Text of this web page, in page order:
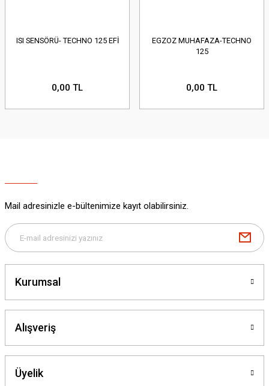
ISI SENSÖRÜ- TECHNO 125 EFİ
0,00 TL
EGZOZ MUHAFAZA-TECHNO
125
0,00 TL
Mail adresinizle e-bültenimize kayıt olabilirsiniz.
Kurumsal
Alışveriş
Üyelik